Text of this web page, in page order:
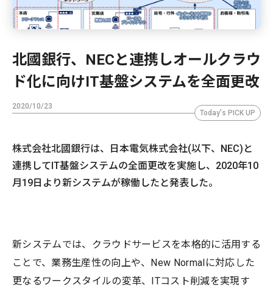
北國銀行、NECと連携しオールクラウ
ド化に向けIT基盤システムを全面更改
2020/10/23
Today's PICK UP
株式会社北國銀行は、日本電気株式会社(以下、NEC)と
連携してIT基盤システムの全面更改を実施し、2020年10
月19日より新システムが稼働したと発表した。
新システムでは、クラウドサービスを本格的に活用する
ことで、業務生産性の向上や、New Normalに対応した
更なるワークスタイルの変革、ITコスト削減を実現す